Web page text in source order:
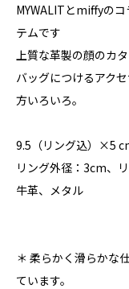
MYWALITとmiffyの
テムです
上質な革製の顔のカ
バッグにつけるアク
方いろいろ。
9.5（リング込）×5
リング外径：3cm、
牛革、メタル
＊ 柔らかく滑らかな
ています。